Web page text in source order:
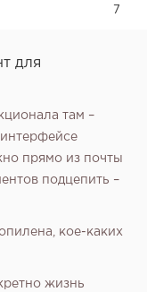
7
для
там –
интерфейсе
прямо из почты
подцепить –
кое-каких
жизнь